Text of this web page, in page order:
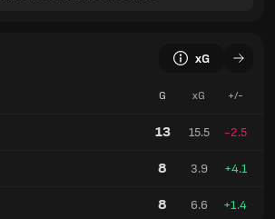
xG
G xG +/-
13 15.5 -2.5
8 3.9 +4.1
8 6.6 +1.4